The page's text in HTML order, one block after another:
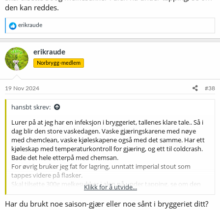
den kan reddes.
R
e
a
k
s
j
o
e
erikraude
erikraude
Norbrygg-medlem
19 Nov 2024 #38
hansbt skrev:
Lurer på at jeg har en infeksjon i bryggeriet, tallenes klare tale.. Så i
dag blir den store vaskedagen. Vaske gjæringskarene med nøye
med chemclean, vaske kjøleskapene også med det samme. Har ett
kjøleskap med temperaturkontroll for gjæring, og ett til coldcrash.
Bade det hele etterpå med chemsan.
For øvrig bruker jeg fat for lagring, unntatt imperial stout som
tappes videre på flasker.
Skal tilsette 300g melkesukker i alen nå under tapping, se om den
Klikk for å utvide...
Har du brukt noe saison-gjær eller noe sånt i bryggeriet ditt?